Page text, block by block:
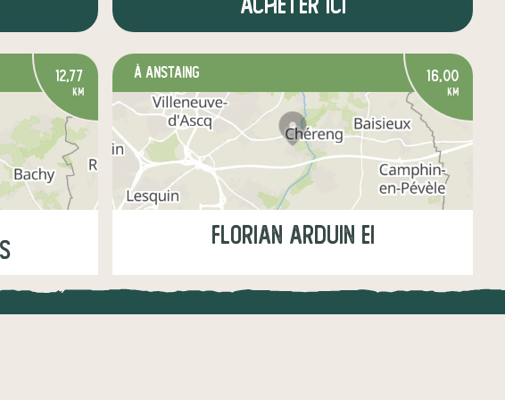
12,77
km
à Anstaing 16,00
km
Florian Arduin EI
Jeudi16:00-18:00